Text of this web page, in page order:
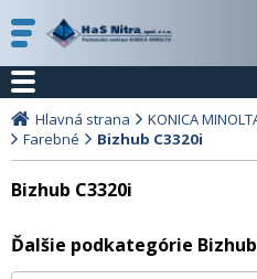
Hlavná strana KONICA
Farebné
Bizhub C3320i
Bizhub C3320i
Ďalšie podkategórie Bizhub